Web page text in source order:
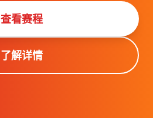
查看赛程
了解详情